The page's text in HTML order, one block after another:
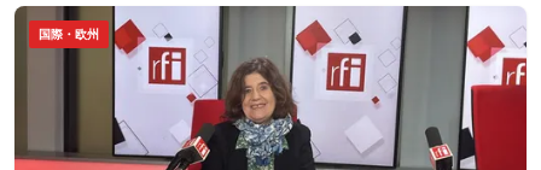
国際・欧州